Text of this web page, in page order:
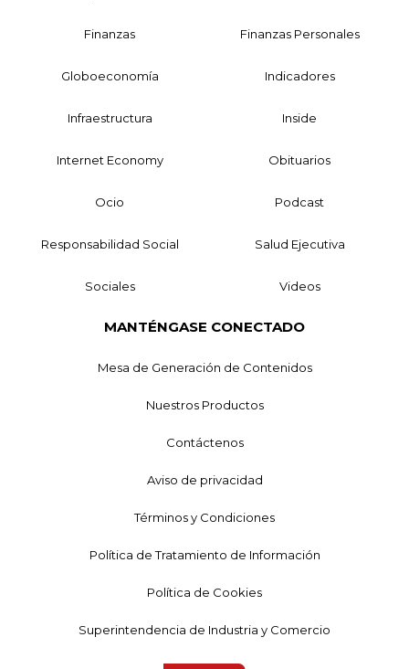
Finanzas Finanzas Personales
Globoeconomía Indicadores
Infraestructura Inside
Internet Economy Obituarios
Ocio Podcast
Responsabilidad Social Salud Ejecutiva
Sociales Videos
MANTÉNGASE CONECTADO
Mesa de Generación de Contenidos
Nuestros Productos
Contáctenos
Aviso de privacidad
Términos y Condiciones
Política de Tratamiento de Información
Política de Cookies
Superintendencia de Industria y Comercio